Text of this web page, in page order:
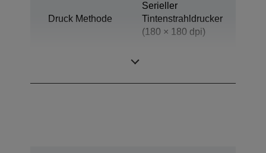
Druck Methode
Serieller
Tintenstrahldrucker
(180 × 180 dpi)